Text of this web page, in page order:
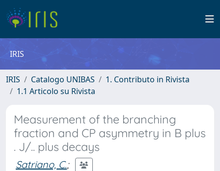
IRIS
IRIS Catalogo UNIBAS
1. Contributo in Rivista
1.1 Articolo su Rivista
Measurement of the branching
fraction and CP asymmetry in B plus
. J/.. plus decays
Satriano, C.;